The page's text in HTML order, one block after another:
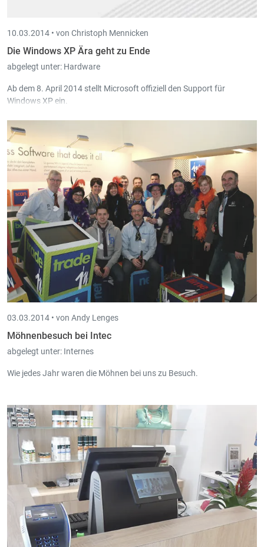
10.03.2014 • von Christoph Mennicken
Die Windows XP Ära geht zu Ende
abgelegt unter: Hardware
Ab dem 8. April 2014 stellt Microsoft offiziell den Support für
Windows XP ein.
03.03.2014 • von Andy Lenges
Möhnenbesuch bei Intec
abgelegt unter: Internes
Wie jedes Jahr waren die Möhnen bei uns zu Besuch.